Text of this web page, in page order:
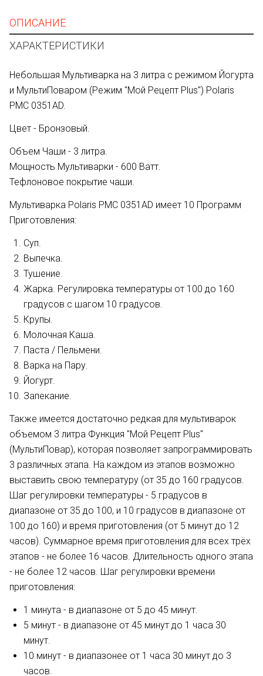
ОПИСАНИЕ
ХАРАКТЕРИСТИКИ
Небольшая Мультиварка на 3 литра с режимом Йогурта
и МультиПоваром (Режим "Мой Рецепт Plus") Polaris
PMC 0351AD.
Цвет - Бронзовый.
Объем Чаши - 3 литра.
Мощность Мультиварки - 600 Ватт.
Тефлоновое покрытие чаши.
Мультиварка Polaris PMC 0351AD имеет 10 Программ
Приготовления:
Суп.
Выпечка.
Тушение.
Жарка. Регулировка температуры от 100 до 160
градусов с шагом 10 градусов.
Крупы.
Молочная Каша.
Паста / Пельмени.
Варка на Пару.
Йогурт.
Запекание.
Также имеется достаточно редкая для мультиварок
объемом 3 литра Функция "Мой Рецепт Plus"
(МультиПовар), которая позволяет запрограммировать
3 различных этапа. На каждом из этапов возможно
выставить свою температуру (от 35 до 160 градусов.
Шаг регулировки температуры - 5 градусов в
диапазоне от 35 до 100, и 10 градусов в диапазоне от
100 до 160) и время приготовления (от 5 минут до 12
часов). Суммарное время приготовления для всех трёх
этапов - не более 16 часов. Длительность одного этапа
- не более 12 часов. Шаг регулировки времени
приготовления:
1 минута - в диапазоне от 5 до 45 минут.
5 минут - в диапазоне от 45 минут до 1 часа 30
минут.
10 минут - в диапазонее от 1 часа 30 минут до 3
часов.